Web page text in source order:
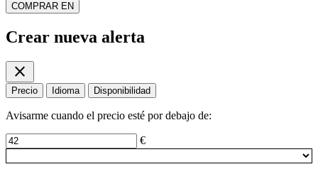
COMPRAR EN
Crear nueva alerta
close
Precio Idioma Disponibilidad
Avisarme cuando el precio esté por debajo de:
€